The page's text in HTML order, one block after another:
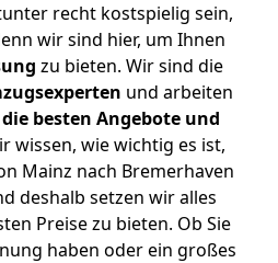
recht kostspielig sein,
wir sind hier, um Ihnen
zu bieten. Wir sind die
und arbeiten
die besten Angebote und
wissen, wie wichtig es ist,
Mainz nach Bremerhaven
deshalb setzen wir alles
Preise zu bieten. Ob Sie
haben oder ein großes